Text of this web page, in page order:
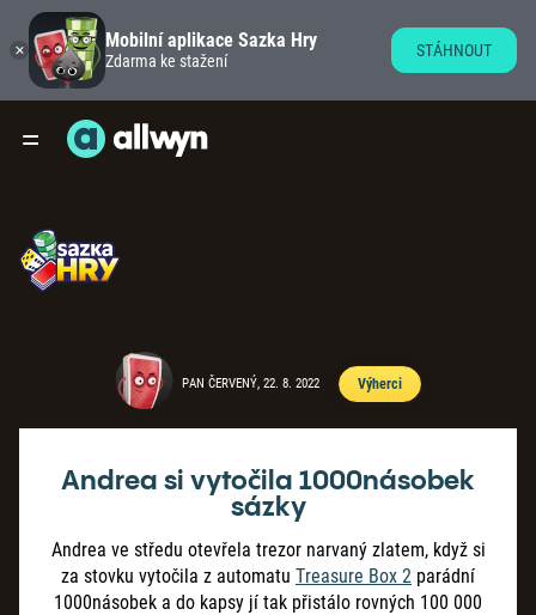
PAN ČERVENÝ, 22. 8. 2022 Výherci
Andrea si vytočila 1000násobek
sázky
Andrea ve středu otevřela trezor narvaný zlatem, když si
za stovku vytočila z automatu Treasure Box 2 parádní
1000násobek a do kapsy jí tak přistálo rovných 100 000
Mobilní aplikace Sazka Hry
Zdarma ke stažení
STÁHNOUT